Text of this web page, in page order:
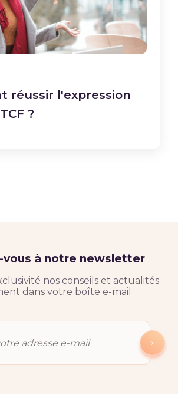
réussir l'expression
?
vous à notre newsletter
nos conseils et actualités
dans votre boîte e-mail